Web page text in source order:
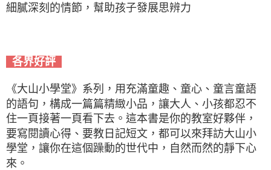
細膩深刻的情節，幫助孩子發展思辨力
各界好評
《大山小學堂》系列，用充滿童趣、童心、童言童語
的語句，構成一篇篇精緻小品，讓大人、小孩都忍不
住一頁接著一頁看下去。這本書是你的教室好夥伴，
要寫閱讀心得、要教日記短文，都可以來拜訪大山小
學堂，讓你在這個躁動的世代中，自然而然的靜下心
來。